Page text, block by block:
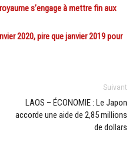
s’engage à mettre fin aux
2020, pire que janvier 2019 pour
Suivant
LAOS – ÉCONOMIE : Le Japon
accorde une aide de 2,85 millions
de dollars